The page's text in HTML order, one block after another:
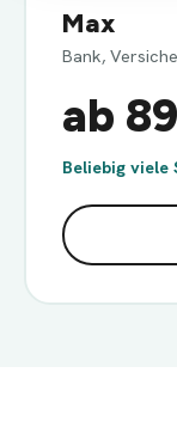
Max
Bank,
ab
Beliebig viele